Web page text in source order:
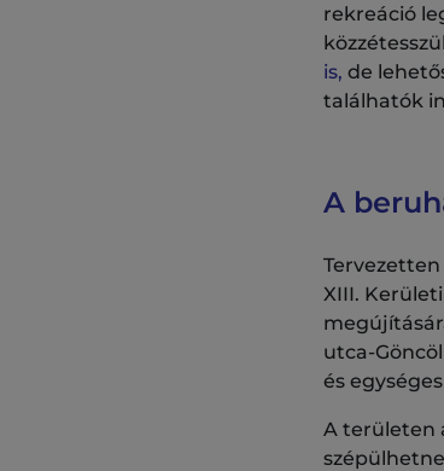
rekreáció
is, de
találhatók
A
XIII.
utca-
és
A területen